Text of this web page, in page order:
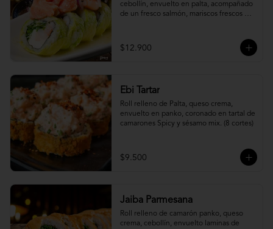
cebollín, envuelto en palta, acompañado
de un fresco salmón, mariscos frescos en
$12.900
Ebi Tartar
Roll relleno de Palta, queso crema,
envuelto en panko, coronado en tartal de
camarones Spicy y sésamo mix. (8 cortes)
$9.500
Jaiba Parmesana
Roll relleno de camarón panko, queso
crema, cebollín, envuelto laminas de